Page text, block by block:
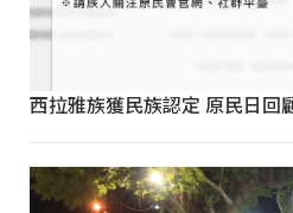
西拉雅族獲民族認定 原民日回